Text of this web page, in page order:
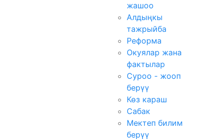
жашоо
Алдыңкы
тажрыйба
Реформа
Окуялар жана
фактылар
Суроо - жооп
берүү
Көз караш
Сабак
Мектеп билим
берүү